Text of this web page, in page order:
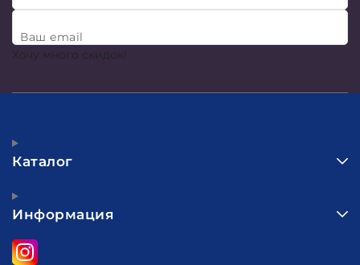
Ваш email
Хочу много скидок!
Каталог
Информация